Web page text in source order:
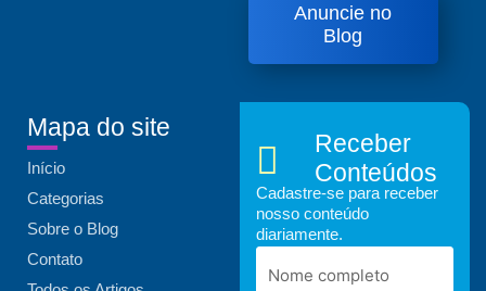
Anuncie no
Blog
Mapa do site
Início
Categorias
Sobre o Blog
Contato
Receber
Conteúdos
Cadastre-se para receber
nosso conteúdo
diariamente.